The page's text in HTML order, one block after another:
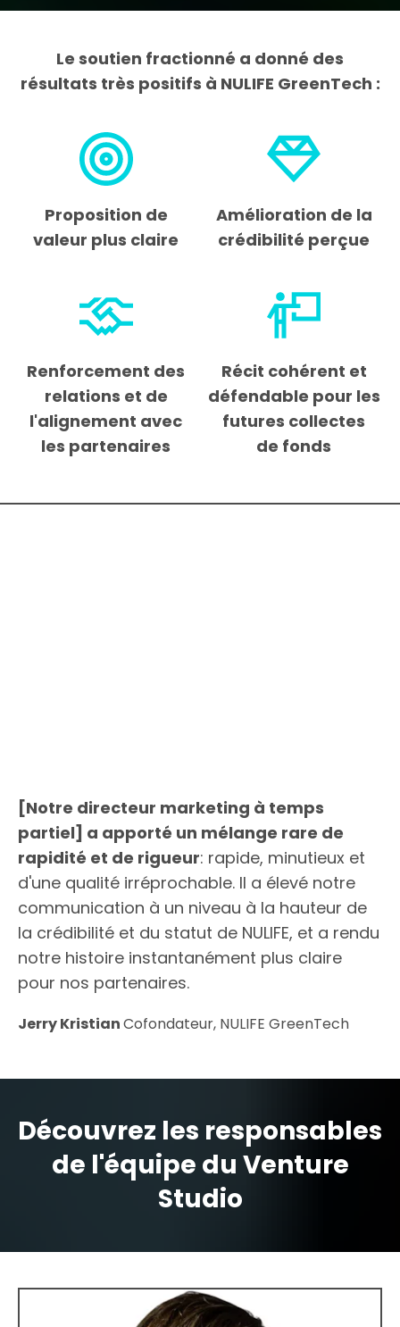
Le soutien fractionné a donné des
résultats très positifs à NULIFE GreenTech :
Proposition de
valeur plus claire
Amélioration de la
crédibilité perçue
Renforcement des
relations et de
l'alignement avec
les partenaires
Récit cohérent et
défendable pour les
futures collectes
de fonds
[Notre directeur marketing à temps
partiel] a apporté un mélange rare de
rapidité et de rigueur: rapide, minutieux et
d'une qualité irréprochable. Il a élevé notre
communication à un niveau à la hauteur de
la crédibilité et du statut de NULIFE, et a rendu
notre histoire instantanément plus claire
pour nos partenaires.
Jerry KristianCofondateur, NULIFE GreenTech
Découvrez les responsables
de l'équipe du Venture
Studio